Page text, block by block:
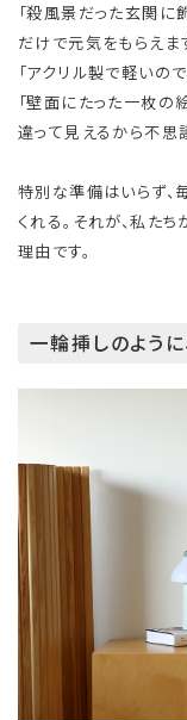
「殺風景だった玄関に
だけで元気をもらえます
「アクリル製で軽いの
「壁面にたった一枚
違って見えるから不思議
特別な準備はいらず、
くれる。それが、私た
理由です。
一輪挿しのよう